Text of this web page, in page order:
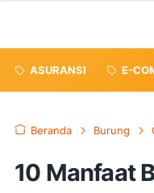
ASURANSI E-
Beranda Burung
10 Manfaat